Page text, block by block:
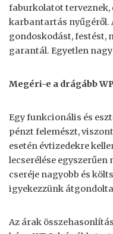
faburkolatot terveznek,
karbantartás nyűgéről.
gondoskodást, festést,
garantál. Egyetlen
Megéri-e a drágább
Egy funkcionális és
pénzt felemészt,
esetén évtizedekre
lecserélése
cseréje nagyobb és
igyekezzünk
Az árak